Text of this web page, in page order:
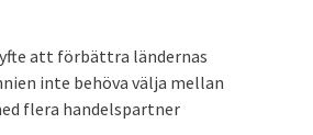
att förbättra ländernas
inte behöva välja mellan
flera handelspartner